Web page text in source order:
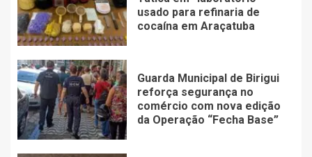
usado para refinaria de
cocaína em Araçatuba
Guarda Municipal de Birigui
reforça segurança no
comércio com nova edição
da Operação “Fecha Base”